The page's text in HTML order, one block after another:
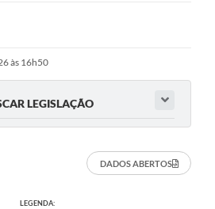
às 16h50
LEGISLAÇÃO
DADOS ABERTOS
LEGENDA: